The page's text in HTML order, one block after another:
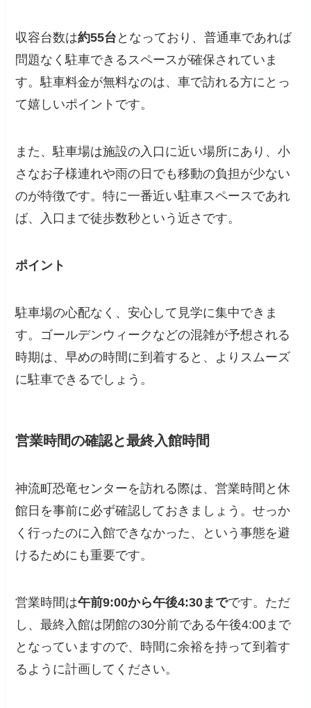
収容台数は約55台 となっており、普通車であれば
問題なく駐車できるスペースが確保されていま
す。駐車料金が無料なのは、車で訪れる方にとっ
て嬉しいポイントです。
また、駐車場は施設の入口に近い場所にあり、小
さなお子様連れや雨の日でも移動の負担が少ない
のが特徴です。特に一番近い駐車スペースであれ
ば、入口まで徒歩数秒という近さです。
ポイント
駐車場の心配なく、安心して見学に集中できま
す。ゴールデンウィークなどの混雑が予想される
時期は、早めの時間に到着すると、よりスムーズ
に駐車できるでしょう。
営業時間の確認と最終入館時間
神流町恐竜センターを訪れる際は、営業時間と休
館日を事前に必ず確認しておきましょう。せっか
く行ったのに入館できなかった、という事態を避
けるためにも重要です。
営業時間は午前9:00から午後4:30までです。ただ
し、最終入館は閉館の30分前である午後4:00まで
となっていますので、時間に余裕を持って到着す
るように計画してください。